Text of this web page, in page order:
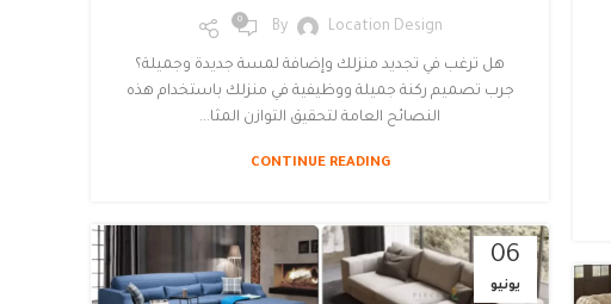
By Location Design
0
هل ترغب في تجديد منزلك وإضافة لمسة جديدة وجميلة؟
جرب تصميم ركنة جميلة ووظيفية في منزلك باستخدام هذه
النصائح العامة لتحقيق التوازن المثا...
CONTINUE READING
06
يونيو